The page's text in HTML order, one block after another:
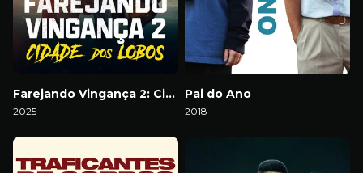
Farejando Vingança 2: Cidade dos Lobos
2025
Pai do Ano
2018